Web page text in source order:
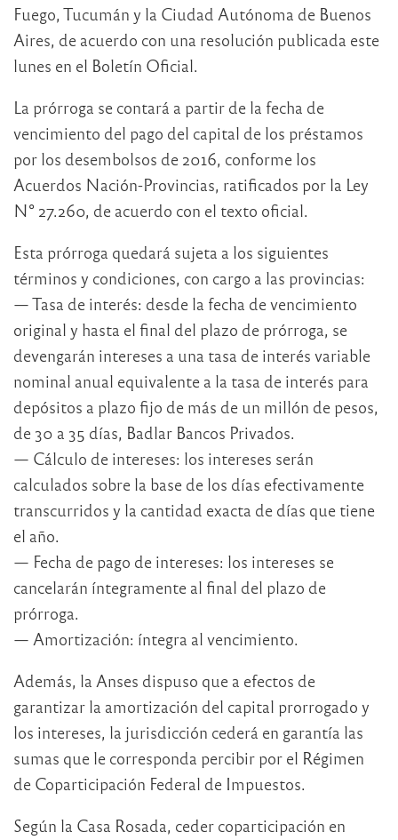
Fuego, Tucumán y la Ciudad Autónoma de Buenos
Aires, de acuerdo con una resolución publicada este
lunes en el Boletín Oficial.
La prórroga se contará a partir de la fecha de
vencimiento del pago del capital de los préstamos
por los desembolsos de 2016, conforme los
Acuerdos Nación-Provincias, ratificados por la Ley
N° 27.260, de acuerdo con el texto oficial.
Esta prórroga quedará sujeta a los siguientes
términos y condiciones, con cargo a las provincias:
— Tasa de interés: desde la fecha de vencimiento
original y hasta el final del plazo de prórroga, se
devengarán intereses a una tasa de interés variable
nominal anual equivalente a la tasa de interés para
depósitos a plazo fijo de más de un millón de pesos,
de 30 a 35 días, Badlar Bancos Privados.
— Cálculo de intereses: los intereses serán
calculados sobre la base de los días efectivamente
transcurridos y la cantidad exacta de días que tiene
el año.
— Fecha de pago de intereses: los intereses se
cancelarán íntegramente al final del plazo de
prórroga.
— Amortización: íntegra al vencimiento.
Además, la Anses dispuso que a efectos de
garantizar la amortización del capital prorrogado y
los intereses, la jurisdicción cederá en garantía las
sumas que le corresponda percibir por el Régimen
de Coparticipación Federal de Impuestos.
Según la Casa Rosada, ceder coparticipación en